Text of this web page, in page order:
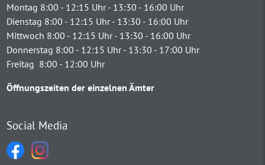
Montag 8:00 - 12:15 Uhr - 13:30 - 16:00 Uhr
Dienstag 8:00 - 12:15 Uhr - 13:30 - 16:00 Uhr
Mittwoch 8:00 - 12:15 Uhr - 13:30 - 16:00 Uhr
Donnerstag 8:00 - 12:15 Uhr - 13:30 - 17:00 Uhr
Freitag 8:00 - 12:00 Uhr
Öffnungszeiten der einzelnen Ämter
Social Media